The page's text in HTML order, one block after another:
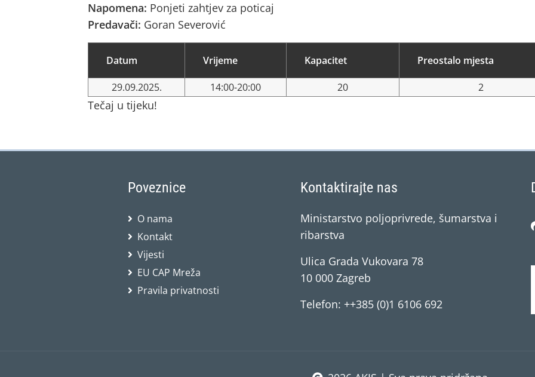
Napomena: Ponjeti zahtjev za poticaj
Predavači: Goran Severović
Datum Vrijeme Kapacitet Preostalo mjesta
29.09.2025. 14:00-20:00 20 2
Tečaj u tijeku!
Poveznice
O nama
Kontakt
Vijesti
EU CAP Mreža
Pravila privatnosti
Kontaktirajte nas
Ministarstvo poljoprivrede, šumarstva i
ribarstva
Ulica Grada Vukovara 78
10 000 Zagreb
Telefon: ++385 (0)1 6106 692